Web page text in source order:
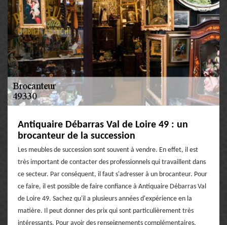
Antiquaire Débarras Val de Loire 49 : un
brocanteur de la succession
Les meubles de succession sont souvent à vendre. En effet, il est
très important de contacter des professionnels qui travaillent dans
ce secteur. Par conséquent, il faut s'adresser à un brocanteur. Pour
ce faire, il est possible de faire confiance à Antiquaire Débarras Val
de Loire 49. Sachez qu'il a plusieurs années d'expérience en la
matière. Il peut donner des prix qui sont particulièrement très
intéressants. Pour avoir des renseignements complémentaires,